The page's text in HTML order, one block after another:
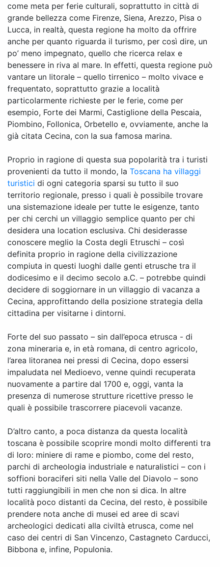
come meta per ferie culturali, soprattutto in città di
grande bellezza come Firenze, Siena, Arezzo, Pisa o
Lucca, in realtà, questa regione ha molto da offrire
anche per quanto riguarda il turismo, per così dire, un
po’ meno impegnato, quello che ricerca relax e
benessere in riva al mare. In effetti, questa regione può
vantare un litorale – quello tirrenico – molto vivace e
frequentato, soprattutto grazie a località
particolarmente richieste per le ferie, come per
esempio, Forte dei Marmi, Castiglione della Pescaia,
Piombino, Follonica, Orbetello e, ovviamente, anche la
già citata Cecina, con la sua famosa marina.
Proprio in ragione di questa sua popolarità tra i turisti
provenienti da tutto il mondo, la Toscana ha villaggi
turistici di ogni categoria sparsi su tutto il suo
territorio regionale, presso i quali è possibile trovare
una sistemazione ideale per tutte le esigenze, tanto
per chi cerchi un villaggio semplice quanto per chi
desidera una location esclusiva. Chi desiderasse
conoscere meglio la Costa degli Etruschi – così
definita proprio in ragione della civilizzazione
compiuta in questi luoghi dalle genti etrusche tra il
dodicesimo e il decimo secolo a.C. – potrebbe quindi
decidere di soggiornare in un villaggio di vacanza a
Cecina, approfittando della posizione strategia della
cittadina per visitarne i dintorni.
Forte del suo passato – sin dall’epoca etrusca - di
zona mineraria e, in età romana, di centro agricolo,
l’area litoranea nei pressi di Cecina, dopo essersi
impaludata nel Medioevo, venne quindi recuperata
nuovamente a partire dal 1700 e, oggi, vanta la
presenza di numerose strutture ricettive presso le
quali è possibile trascorrere piacevoli vacanze.
D’altro canto, a poca distanza da questa località
toscana è possibile scoprire mondi molto differenti tra
di loro: miniere di rame e piombo, come del resto,
parchi di archeologia industriale e naturalistici – con i
soffioni boraciferi siti nella Valle del Diavolo – sono
tutti raggiungibili in men che non si dica. In altre
località poco distanti da Cecina, del resto, è possibile
prendere nota anche di musei ed aree di scavi
archeologici dedicati alla civiltà etrusca, come nel
caso dei centri di San Vincenzo, Castagneto Carducci,
Bibbona e, infine, Populonia.